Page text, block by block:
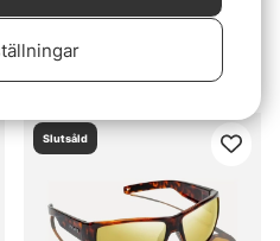
Costa Diego Matte Black
- Sunrise Silver Mirror
2999 kr
Slutsåld